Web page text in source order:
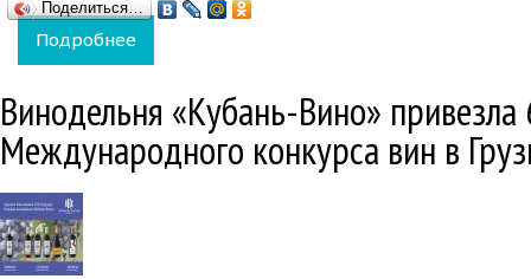
Поделиться…
Подробнее
Винодельня «Кубань-Вино»
Международного конкурса вин в